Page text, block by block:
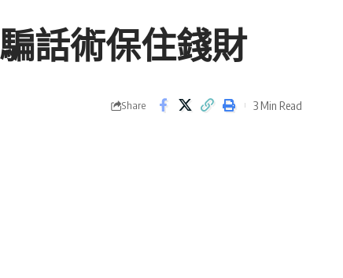
話術保住錢財
Share 3 Min Read